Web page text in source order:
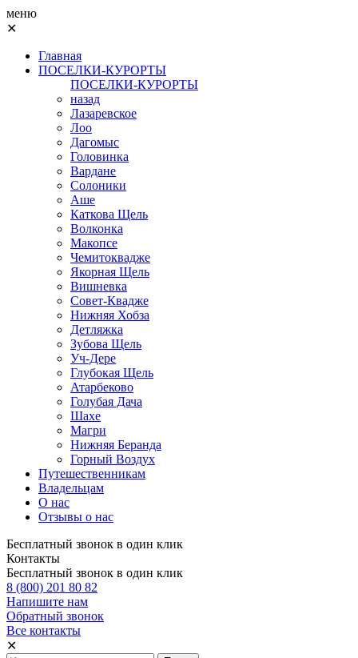
меню
✕
Главная
ПОСЕЛКИ-КУРОРТЫ
ПОСЕЛКИ-КУРОРТЫ
назад
Лазаревское
Лоо
Дагомыс
Головинка
Вардане
Солоники
Аше
Каткова Щель
Волконка
Макопсе
Чемитоквадже
Якорная Щель
Вишневка
Совет-Квадже
Нижняя Хобза
Детляжка
Зубова Щель
Уч-Дере
Глубокая Щель
Атарбеково
Голубая Дача
Шахе
Магри
Нижняя Беранда
Горный Воздух
Путешественникам
Владельцам
О нас
Отзывы о нас
Бесплатный звонок в один клик
Контакты
Бесплатный звонок в один клик
8 (800) 201 80 82
Напишите нам
Обратный звонок
Все контакты
✕